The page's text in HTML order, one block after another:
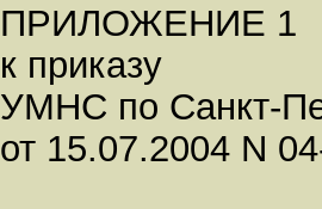
ПРИЛОЖЕНИЕ 1
к приказу
УМНС по Санкт-
от 15.07.2004 N